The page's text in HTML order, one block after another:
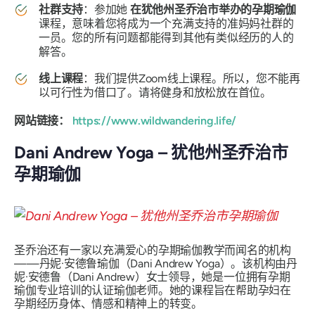
社群支持：参加她 在犹他州圣乔治市举办的孕期瑜伽
课程，意味着您将成为一个充满支持的准妈妈社群的
一员。您的所有问题都能得到其他有类似经历的人的
解答。
线上课程：我们提供Zoom线上课程。所以，您不能再
以可行性为借口了。请将健身和放松放在首位。
网站链接： https://www.wildwandering.life/
Dani Andrew Yoga – 犹他州圣乔治市
孕期瑜伽
圣乔治还有一家以充满爱心的孕期瑜伽教学而闻名的机构
——丹妮·安德鲁瑜伽（Dani Andrew Yoga）。该机构由丹
妮·安德鲁（Dani Andrew）女士领导，她是一位拥有孕期
瑜伽专业培训的认证瑜伽老师。她的课程旨在帮助孕妇在
孕期经历身体、情感和精神上的转变。